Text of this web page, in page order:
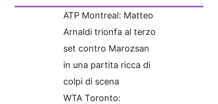
ATP Montreal: Matteo
Arnaldi trionfa al terzo
set contro Marozsan
in una partita ricca di
colpi di scena
WTA Toronto: